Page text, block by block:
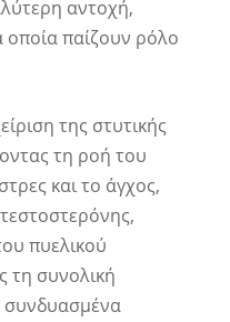
αντοχή,
οποία παίζουν ρόλο
της στυτικής
τη ροή του
και το άγχος,
πυελικού
τη συνολική
συνδυασμένα